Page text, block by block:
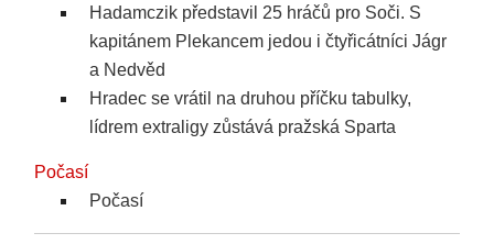
Hadamczik představil 25 hráčů pro Soči. S
kapitánem Plekancem jedou i čtyřicátníci Jágr
a Nedvěd
Hradec se vrátil na druhou příčku tabulky,
lídrem extraligy zůstává pražská Sparta
Počasí
Počasí